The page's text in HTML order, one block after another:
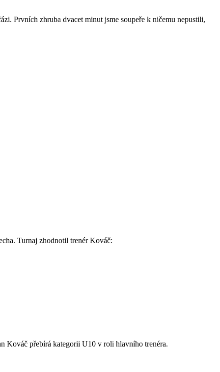
Prvních zhruba dvacet minut jsme soupeře k ničemu nepustili,
Turnaj zhodnotil trenér Kováč:
Kováč přebírá kategorii U10 v roli hlavního trenéra.